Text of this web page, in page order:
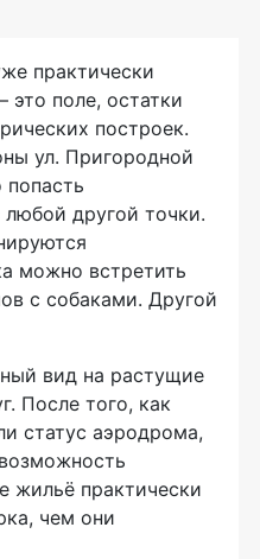
практически
это поле, остатки
построек.
ул. Пригородной
попасть
другой точки.
можно встретить
с собаками. Другой
вид на растущие
После того, как
статус аэродрома,
жильё практически
чем они